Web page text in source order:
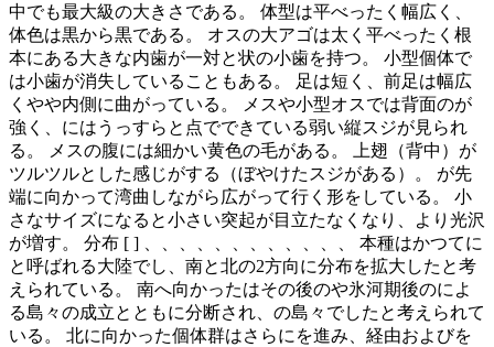
中でも最大級の大きさである。 体型は平べったく幅広く、
体色は黒から黒である。 オスの大アゴは太く平べったく根
本にある大きな内歯が一対と状の小歯を持つ。 小型個体で
は小歯が消失していることもある。 足は短く、前足は幅広
くやや内側に曲がっている。 メスや小型オスでは背面のが
強く、にはうっすらと点でできている弱い縦スジが見られ
る。 メスの腹には細かい黄色の毛がある。 上翅（背中）が
ツルツルとした感じがする（ぼやけたスジがある）。 が先
端に向かって湾曲しながら広がって行く形をしている。 小
さなサイズになると小さい突起が目立たなくなり、より光沢
が増す。 分布 [ ] 、、、、、、、、、、、、 本種はかつてに
と呼ばれる大陸でし、南と北の2方向に分布を拡大したと考
えられている。 南へ向かったはその後のや氷河期後のによ
る島々の成立とともに分断され、の島々でしたと考えられて
いる。 北に向かった個体群はさらにを進み、経由およびを